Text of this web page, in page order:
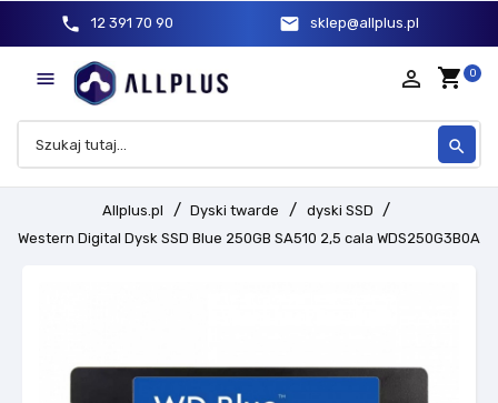
phone 12 391 70 90 mail sklep@allplus.pl
 shopping_cart 0
person_outline
search
Allplus.pl Dyski twarde
dyski SSD
Western Digital Dysk SSD Blue 250GB SA510 2,5 cala WDS250G3B0A